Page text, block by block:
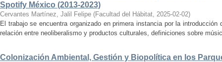
Spotify México (2013-2023)
Cervantes Martínez, Jalil Felipe (Facultad del Hábitat, 2025-02-02)
El trabajo se encuentra organizado en primera instancia por la
relación entre neoliberalismo y productos culturales, definiciones sobre
Colonización Ambiental, Gestión y Biopolítica en los